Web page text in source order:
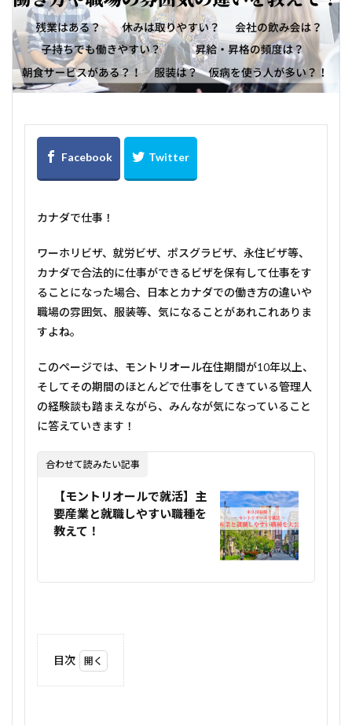
カナダで仕事！
ワーホリビザ、就労ビザ、ポスグラビザ、永住ビザ等、
カナダで合法的に仕事ができるビザを保有して仕事をす
ることになった場合、日本とカナダでの働き方の違いや
職場の雰囲気、服装等、気になることがあれこれありま
すよね。
このページでは、モントリオール在住期間が10年以上、
そしてその期間のほとんどで仕事をしてきている管理人
の経験談も踏まえながら、みんなが気になっていること
に答えていきます！
合わせて読みたい記事
【モントリオールで就活】主
要産業と就職しやすい職種を
教えて！
目次